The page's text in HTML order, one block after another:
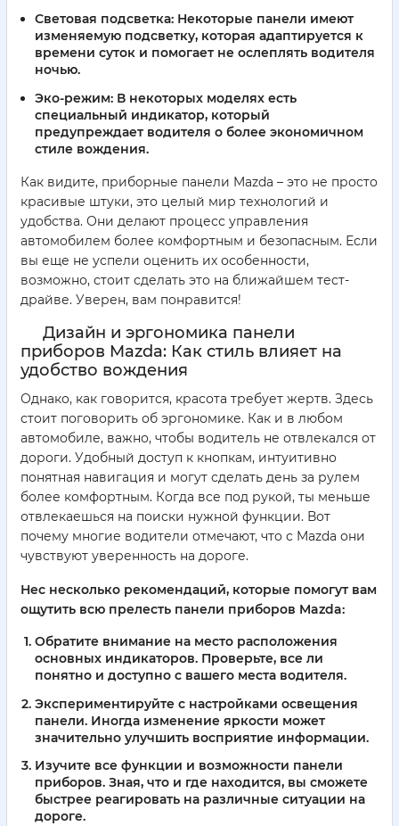
Световая подсветка: Некоторые панели имеют
изменяемую подсветку, которая адаптируется к
времени суток и помогает не ослеплять водителя
ночью.
Эко-режим: В некоторых моделях есть
специальный индикатор, который
предупреждает водителя о более экономичном
стиле вождения.
Как видите, приборные панели Mazda – это не просто
красивые штуки, это целый мир технологий и
удобства. Они делают процесс управления
автомобилем более комфортным и безопасным. Если
вы еще не успели оценить их особенности,
возможно, стоит сделать это на ближайшем тест-
драйве. Уверен, вам понравится!
Дизайн и эргономика панели
приборов Mazda: Как стиль влияет на
удобство вождения
Однако, как говорится, красота требует жертв. Здесь
стоит поговорить об эргономике. Как и в любом
автомобиле, важно, чтобы водитель не отвлекался от
дороги. Удобный доступ к кнопкам, интуитивно
понятная навигация и могут сделать день за рулем
более комфортным. Когда все под рукой, ты меньше
отвлекаешься на поиски нужной функции. Вот
почему многие водители отмечают, что с Mazda они
чувствуют уверенность на дороге.
Нес несколько рекомендаций, которые помогут вам
ощутить всю прелесть панели приборов Mazda:
Обратите внимание на место расположения
основных индикаторов. Проверьте, все ли
понятно и доступно с вашего места водителя.
Экспериментируйте с настройками освещения
панели. Иногда изменение яркости может
значительно улучшить восприятие информации.
Изучите все функции и возможности панели
приборов. Зная, что и где находится, вы сможете
быстрее реагировать на различные ситуации на
дороге.